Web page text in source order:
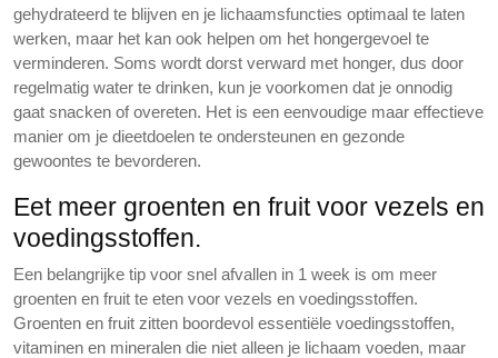
gehydrateerd te blijven en je lichaamsfuncties optimaal te laten
werken, maar het kan ook helpen om het hongergevoel te
verminderen. Soms wordt dorst verward met honger, dus door
regelmatig water te drinken, kun je voorkomen dat je onnodig
gaat snacken of overeten. Het is een eenvoudige maar effectieve
manier om je dieetdoelen te ondersteunen en gezonde
gewoontes te bevorderen.
Eet meer groenten en fruit voor vezels en
voedingsstoffen.
Een belangrijke tip voor snel afvallen in 1 week is om meer
groenten en fruit te eten voor vezels en voedingsstoffen.
Groenten en fruit zitten boordevol essentiële voedingsstoffen,
vitaminen en mineralen die niet alleen je lichaam voeden, maar